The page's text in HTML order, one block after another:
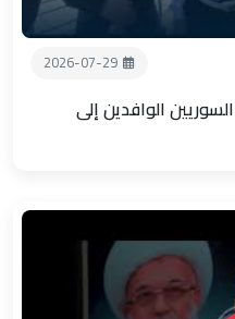
2026-07-29
الوافدين إلى